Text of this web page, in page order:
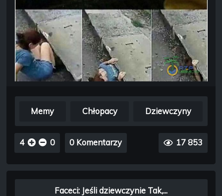
Memy Chłopacy Dziewczyny
4 0 0 Komentarzy 17 853
Faceci: Jeśli dziewczynie Tak,...